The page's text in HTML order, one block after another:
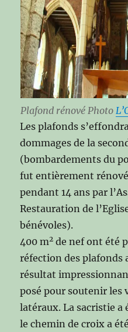
Plafond rénové Photo
Les plafonds
dommages de la
(bombardements du
fut entièrement
pendant 14 ans par
Restauration de
bénévoles).
400 m2 de nef ont été
réfection des plafonds
résultat
posé pour soutenir les
latéraux. La sacristie
le chemin de croix a